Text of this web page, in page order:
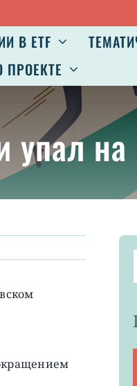
В ETF
ПРОЕКТЕ
упал